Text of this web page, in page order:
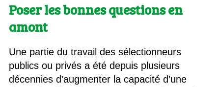
Poser les bonnes questions en
amont
Une partie du travail des sélectionneurs
publics ou privés a été depuis plusieurs
décennies d’augmenter la capacité d’une